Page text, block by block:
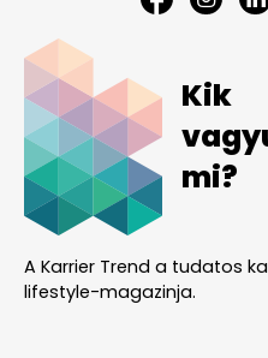
Kik
mi?
A Karrier Trend a tudatos
lifestyle-magazinja.